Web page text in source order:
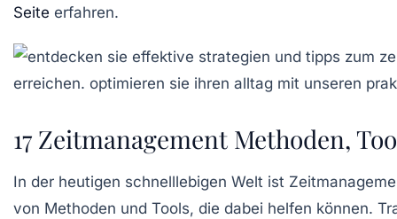
Seite erfahren.
17 Zeitmanagement Methoden,
In der heutigen schnelllebigen Welt ist
von Methoden und Tools, die dabei helfen können.